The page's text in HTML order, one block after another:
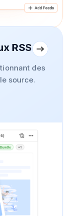
RSS
des
source.